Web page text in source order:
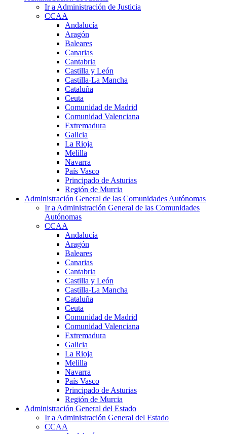
Ir a Administración de Justicia
CCAA
Andalucía
Aragón
Baleares
Canarias
Cantabria
Castilla y León
Castilla-La Mancha
Cataluña
Ceuta
Comunidad de Madrid
Comunidad Valenciana
Extremadura
Galicia
La Rioja
Melilla
Navarra
País Vasco
Principado de Asturias
Región de Murcia
Administración General de las Comunidades Autónomas
Ir a Administración General de las Comunidades
Autónomas
CCAA
Andalucía
Aragón
Baleares
Canarias
Cantabria
Castilla y León
Castilla-La Mancha
Cataluña
Ceuta
Comunidad de Madrid
Comunidad Valenciana
Extremadura
Galicia
La Rioja
Melilla
Navarra
País Vasco
Principado de Asturias
Región de Murcia
Administración General del Estado
Ir a Administración General del Estado
CCAA